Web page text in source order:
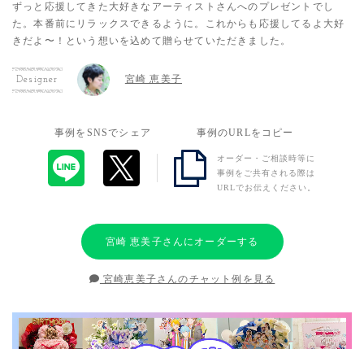
ずっと応援してきた大好きなアーティストさんへのプレゼントでし
た。本番前にリラックスできるように。これからも応援してるよ大好
きだよ〜！という想いを込めて贈らせていただきました。
Designer 宮崎 恵美子
事例をSNSでシェア 事例のURLをコピー
オーダー・ご相談時等に
事例をご共有される際は
URLでお伝えください。
宮崎 恵美子さんにオーダーする
宮崎恵美子さんのチャット例を見る